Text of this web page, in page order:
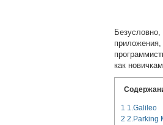
как
1 1.Galileo
2 2.Parking